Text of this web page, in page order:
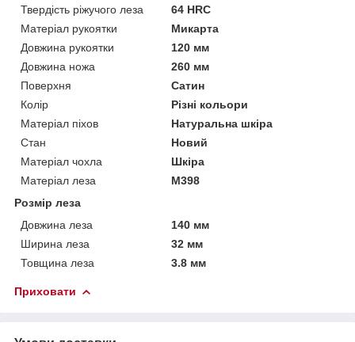
Твердість ріжучого леза
64 HRC
Матеріал рукоятки
Микарта
Довжина рукоятки
120 мм
Довжина ножа
260 мм
Поверхня
Сатин
Колір
Різні кольори
Матеріал піхов
Натуральна шкіра
Стан
Новий
Матеріал чохла
Шкіра
Матеріал леза
M398
Розмір леза
Довжина леза
140 мм
Ширина леза
32 мм
Товщина леза
3.8 мм
Приховати